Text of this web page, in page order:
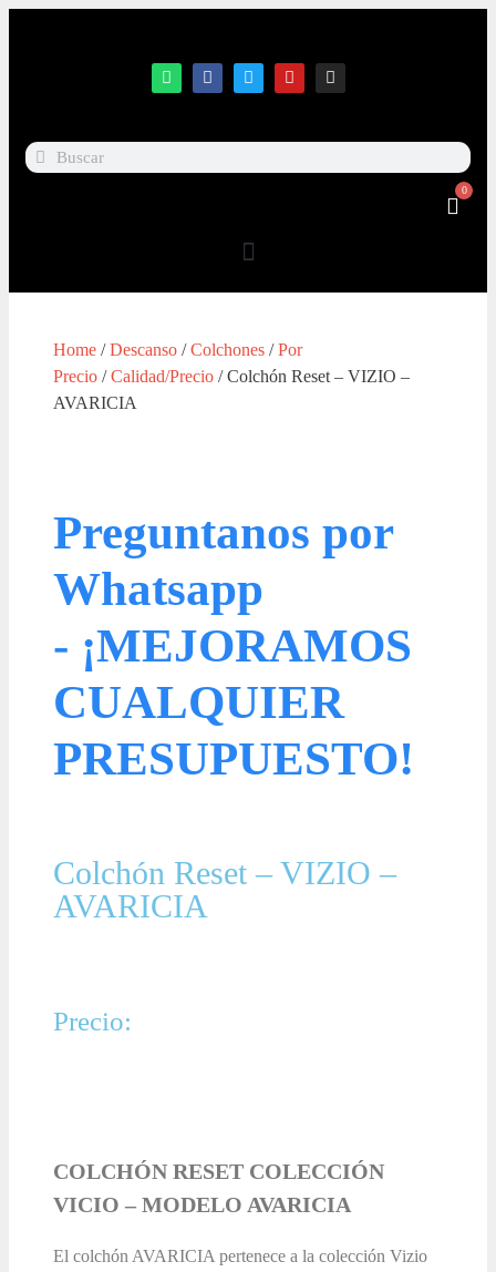
0
Home /Descanso /Colchones /Por
Precio /Calidad/Precio / Colchón Reset – VIZIO –
AVARICIA
Preguntanos por
Whatsapp
- ¡MEJORAMOS
CUALQUIER
PRESUPUESTO!
Colchón Reset – VIZIO –
AVARICIA
Precio:
COLCHÓN RESET COLECCIÓN
VICIO – MODELO AVARICIA
El colchón AVARICIA pertenece a la colección Vizio